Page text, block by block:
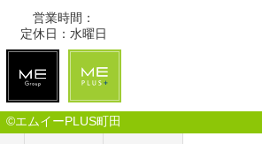
営業時間：
定休日：水曜日
©エムイーPLUS町田